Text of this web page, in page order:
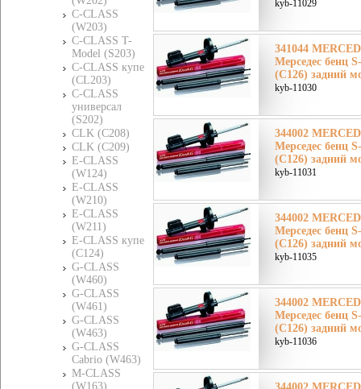
C-CLASS
(W203)
C-CLASS T-
Model (S203)
C-CLASS купе
(CL203)
C-CLASS
универсал
(S202)
CLK (C208)
CLK (C209)
E-CLASS
(W124)
E-CLASS
(W210)
E-CLASS
(W211)
E-CLASS купе
(C124)
G-CLASS
(W460)
G-CLASS
(W461)
G-CLASS
(W463)
G-CLASS
Cabrio (W463)
M-CLASS
(W163)
kyb-11029
341044
Мерседес бенц
(C126) задний
kyb-11030
344002
Мерседес бенц
(C126) задний
kyb-11031
344002
Мерседес бенц
(C126) задний
kyb-11035
344002
Мерседес бенц
(C126) задний
kyb-11036